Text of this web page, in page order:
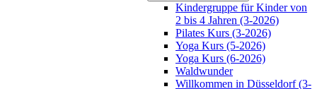
Kindergruppe für Kinder von
2 bis 4 Jahren (3-2026)
Pilates Kurs (3-2026)
Yoga Kurs (5-2026)
Yoga Kurs (6-2026)
Waldwunder
Willkommen in Düsseldorf (3-